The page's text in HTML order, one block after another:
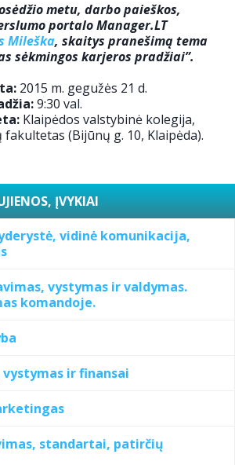
ĮVYKIAI
vidinė komunikacija,
vystymas ir valdymas.
komandoje.
ir finansai
standartai, patirčių
metu, darbo paieškos,
portalo Manager.LT
Mileška, skaitys pranešimą tema
sėkmingos karjeros pradžiai”.
2015 m. gegužės 21 d.
9:30 val.
Klaipėdos valstybinė kolegija,
(Bijūnų g. 10, Klaipėda).